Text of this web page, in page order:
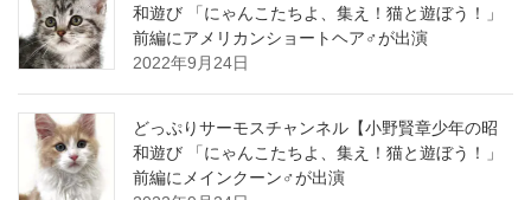
和遊び 「にゃんこたちよ、集え！猫と遊ぼう！」
前編にアメリカンショートヘア♂が出演
2022年9月24日
どっぷりサーモスチャンネル【小野賢章少年の昭
和遊び 「にゃんこたちよ、集え！猫と遊ぼう！」
前編にメインクーン♂が出演